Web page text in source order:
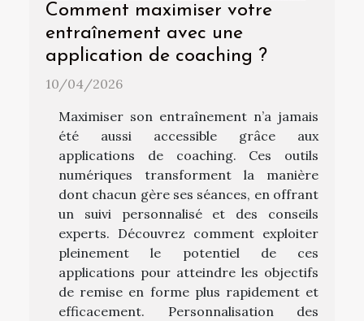
Comment maximiser votre
entraînement avec une
application de coaching ?
10/04/2026
Maximiser son entraînement n’a jamais
été aussi accessible grâce aux
applications de coaching. Ces outils
numériques transforment la manière
dont chacun gère ses séances, en offrant
un suivi personnalisé et des conseils
experts. Découvrez comment exploiter
pleinement le potentiel de ces
applications pour atteindre les objectifs
de remise en forme plus rapidement et
efficacement. Personnalisation des